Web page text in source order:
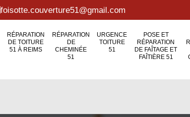
foisotte.couverture51@gmail.com
RÉPARATION
DE TOITURE
51 À REIMS
RÉPARATION
DE
CHEMINÉE
51
URGENCE
TOITURE
51
POSE ET
RÉPARATION
DE FAÎTAGE ET
FAÎTIÈRE 51